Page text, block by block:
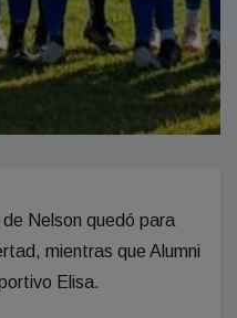
Nelson quedó para
mientras que Alumni
Elisa.